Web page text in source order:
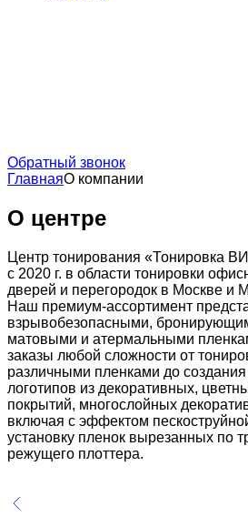
Обратный звонок
ГлавнаяО компании
О центре
Центр тонирования «Тонировка
с 2020 г. в области тонировки
дверей и перегородок в Москве и
Наш премиум-ассортимент
взрывобезопасными,
матовыми и атермальными
заказы любой сложности от
различными пленками до
логотипов из декоративных,
покрытий, многослойных
включая с эффектом
установку пленок вырезанных по
режущего плоттера.